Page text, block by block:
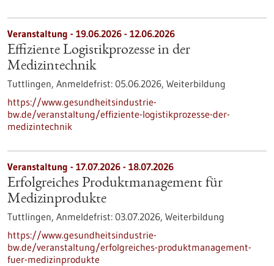
Veranstaltung - 19.06.2026 - 12.06.2026
Effiziente Logistikprozesse in der
Medizintechnik
Tuttlingen, Anmeldefrist: 05.06.2026, Weiterbildung
https://www.gesundheitsindustrie-
bw.de/veranstaltung/effiziente-logistikprozesse-der-
medizintechnik
Veranstaltung - 17.07.2026 - 18.07.2026
Erfolgreiches Produktmanagement für
Medizinprodukte
Tuttlingen, Anmeldefrist: 03.07.2026, Weiterbildung
https://www.gesundheitsindustrie-
bw.de/veranstaltung/erfolgreiches-produktmanagement-
fuer-medizinprodukte